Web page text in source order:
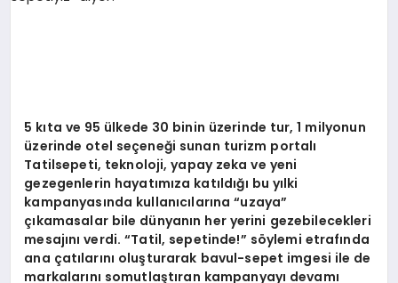
5 kıta ve 95 ülkede 30 binin üzerinde tur, 1 milyonun
üzerinde otel seçeneği sunan turizm portalı
Tatilsepeti, teknoloji, yapay zeka ve yeni
gezegenlerin hayatımıza katıldığı bu yılki
kampanyasında kullanıcılarına“uzaya”
çıkamasalar bile dünyanın her yerini gezebilecekleri
mesajını verdi.“Tatil, sepetinde!” söylemi etrafında
ana çatılarını oluşturarak bavul-sepet imgesi ile de
markalarını somutlaştıran kampanyayı devamı